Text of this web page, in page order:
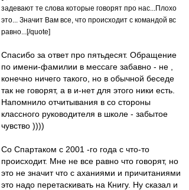
задевают те слова которые говорят про нас...Плохо
это... Значит Вам все, что происходит с командой вс
равно...[/quote]
Спасибо за ответ про пятьдесят. Обращение
по имени-фамилии в мессаге забавно - не ,
конечно ничего такого, но в обычной беседе
так не говорят, а в и-нет для этого ники есть.
Напомнило отчитывания в со стороны
классного руководителя в школе - забытое
чувство ))))
Со Спартаком с 2001 -го года с что-то
происходит. Мне не все равно что говорят, но
это не значит что с аханиями и причитаниями
это надо перетаскивать на Книгу. Ну сказал и